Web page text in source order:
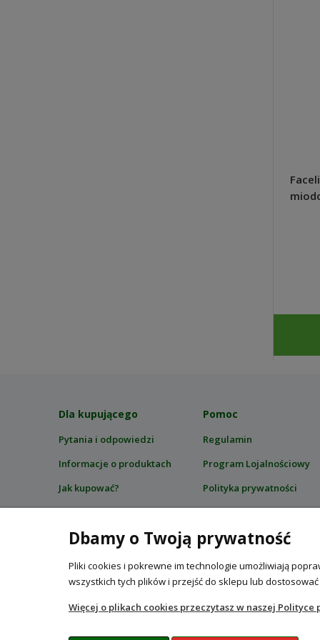
Dla kupującego
Pytania i odpowiedzi
Informacje o produktach
Jak kupować?
Bezpieczeństwo zakupów
Kalendarz ogrodnika
Pomoc
Regulamin
Program Lojalnościowy
Polityka prywatności
Certyfikaty i zgodność z
Internetowy sklep ogrodniczy z
Dbamy o Twoją prywatność
Pliki cookies i pokrewne im technologie umożliwiają
wszystkich tych plików i przejść do sklepu lub
Więcej o plikach cookies przeczytasz w naszej Polityce